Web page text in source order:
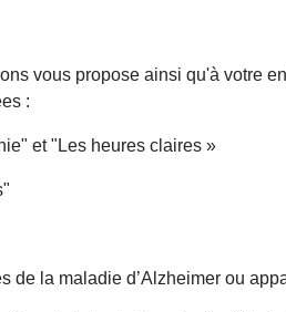
vous propose ainsi qu'à votre
:
et "Les heures claires »
de la maladie d’Alzheimer ou